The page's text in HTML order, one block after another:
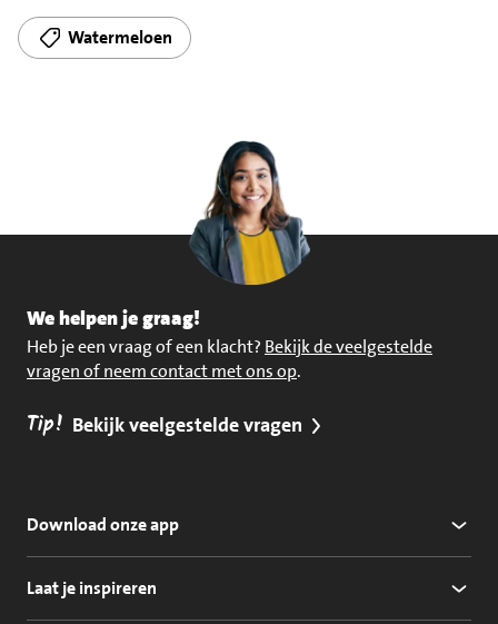
Watermeloen
We helpen je graag!
Heb je een vraag of een klacht? Bekijk de veelgestelde
vragen of neem contact met ons op.
Tip! Bekijk veelgestelde vragen
Download onze app
Laat je inspireren